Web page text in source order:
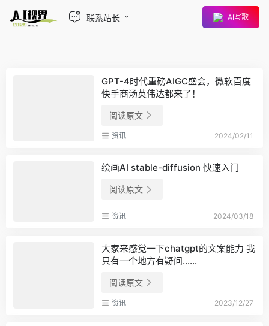
联系站长 AI写歌
GPT-4时代重磅AIGC盛会，微软百度
快手商汤英伟达都来了！
阅读原文
资讯 2024/02/11
绘画AI stable-diffusion 快速入门
阅读原文
资讯 2024/03/18
大家来感觉一下chatgpt的文案能力 我
只有一个地方有疑问……
阅读原文
资讯 2023/12/27